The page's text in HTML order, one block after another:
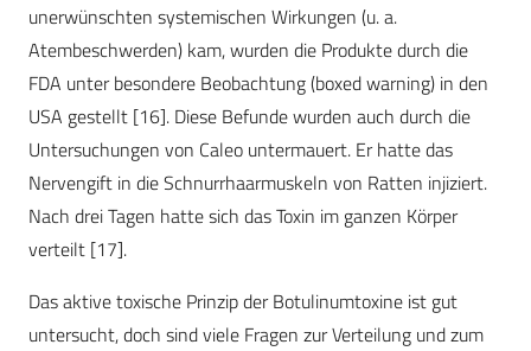
unerwünschten systemischen Wirkungen (u. a.
Atembeschwerden) kam, wurden die Produkte durch die
FDA unter besondere Beobachtung (boxed warning) in den
USA gestellt [16]. Diese Befunde wurden auch durch die
Untersuchungen von Caleo untermauert. Er hatte das
Nervengift in die Schnurrhaarmuskeln von Ratten injiziert.
Nach drei Tagen hatte sich das Toxin im ganzen Körper
verteilt [17].
Das aktive toxische Prinzip der Botulinumtoxine ist gut
untersucht, doch sind viele Fragen zur Verteilung und zum